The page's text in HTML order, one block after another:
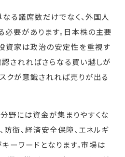
る議席数だけでなく、外国人
要があります。日本株の主要
資家は政治の安定性を重視す
されればさらなる買い越しが
クが意識されれば売りが出る
野には資金が集まりやすくな
防衛、経済安全保障、エネルギ
ーワードとなります。市場は